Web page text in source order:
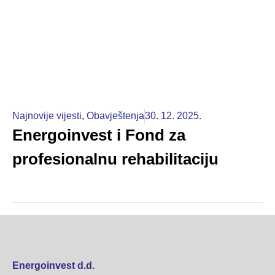
Najnovije vijesti, Obavještenja30. 12. 2025.
Energoinvest i Fond za
profesionalnu rehabilitaciju
Energoinvest d.d.